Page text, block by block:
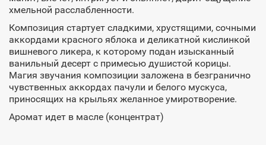
хмельной расслабленности.
Композиция стартует сладкими, хрустящими, сочными
аккордами красного яблока и деликатной кислинкой
вишневого ликера, к которому подан изысканный
ванильный десерт с примесью душистой корицы.
Магия звучания композиции заложена в безгранично
чувственных аккордах пачули и белого мускуса,
приносящих на крыльях желанное умиротворение.
Аромат идет в масле (концентрат)